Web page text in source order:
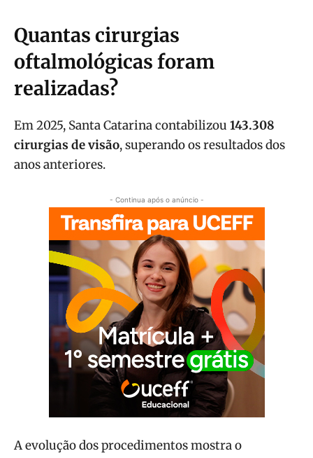
Quantas cirurgias
oftalmológicas foram
realizadas?
Em 2025, Santa Catarina contabilizou 143.308
cirurgias de visão, superando os resultados dos
anos anteriores.
- Continua após o anúncio -
A evolução dos procedimentos mostra o